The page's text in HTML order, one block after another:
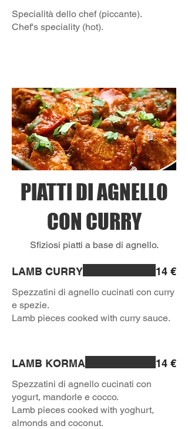
Specialità dello chef (piccante).
Chef's speciality (hot).
PIATTI DI AGNELLO
CON CURRY
Sfiziosi piatti a base di agnello.
LAMB CURRY
Spezzatini di agnello cucinati con curry
e spezie.
Lamb pieces cooked with curry sauce.
14 €
LAMB KORMA
Spezzatini di agnello cucinati con
yogurt, mandorle e cocco.
Lamb pieces cooked with yoghurt,
almonds and coconut.
14 €